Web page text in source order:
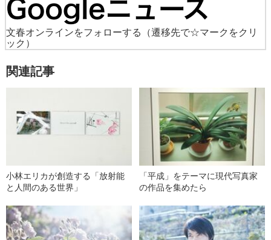
文春オンラインをフォローする
（遷移先で☆マークをクリ
ック）
関連記事
小林エリカが創造する「放射能
と人間のある世界」
「平成」をテーマに現代写真家
の作品を集めたら